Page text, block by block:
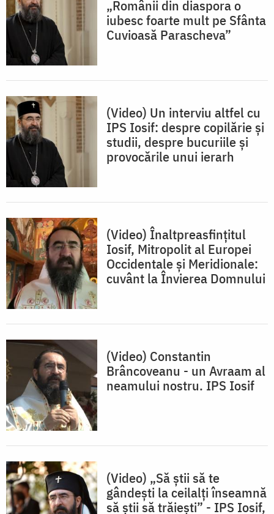
„Românii din diaspora o
iubesc foarte mult pe Sfânta
Cuvioasă Parascheva”
(Video) Un interviu altfel cu
IPS Iosif: despre copilărie și
studii, despre bucuriile și
provocările unui ierarh
(Video) Înaltpreasfințitul
Iosif, Mitropolit al Europei
Occidentale și Meridionale:
cuvânt la Învierea Domnului
(Video) Constantin
Brâncoveanu - un Avraam al
neamului nostru. IPS Iosif
(Video) „Să știi să te
gândești la ceilalți înseamnă
să știi să trăiești” - IPS Iosif,